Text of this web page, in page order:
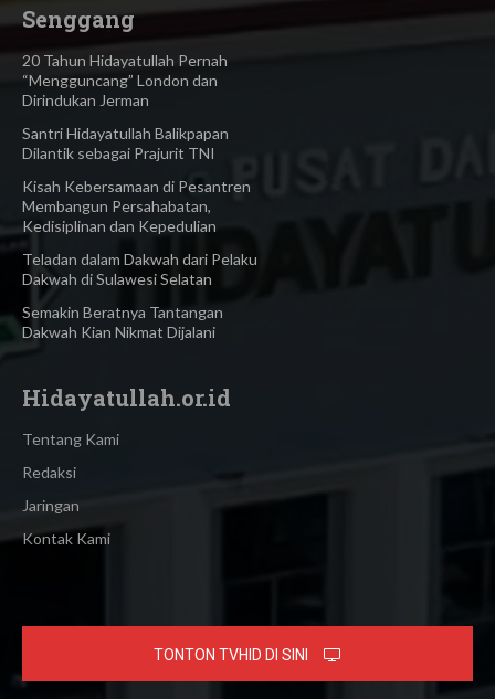
Senggang
20 Tahun Hidayatullah Pernah
“Mengguncang” London dan
Dirindukan Jerman
Santri Hidayatullah Balikpapan
Dilantik sebagai Prajurit TNI
Kisah Kebersamaan di Pesantren
Membangun Persahabatan,
Kedisiplinan dan Kepedulian
Teladan dalam Dakwah dari Pelaku
Dakwah di Sulawesi Selatan
Semakin Beratnya Tantangan
Dakwah Kian Nikmat Dijalani
Hidayatullah.or.id
Tentang Kami
Redaksi
Jaringan
Kontak Kami
TONTON TVHID DI SINI